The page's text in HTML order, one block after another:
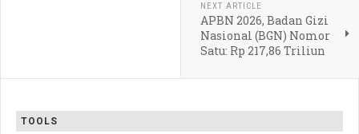
NEXT ARTICLE
APBN 2026, Badan Gizi
Nasional (BGN) Nomor
Satu: Rp 217,86 Triliun
TOOLS